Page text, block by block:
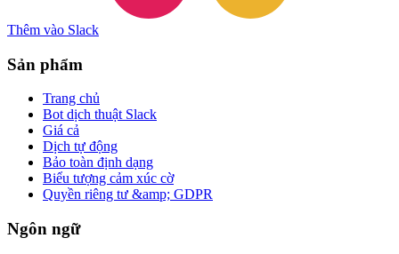
Thêm vào Slack
Sản phẩm
Trang chủ
Bot dịch thuật Slack
Giá cả
Dịch tự động
Bảo toàn định dạng
Biểu tượng cảm xúc cờ
Quyền riêng tư &amp; GDPR
Ngôn ngữ